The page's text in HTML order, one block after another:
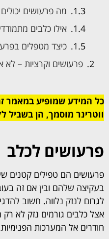
מה פרעושים
אילו כלבים
כיצד מטפלים
פרעושים וקרציות – לא
כל המידע שמופיע במאמר
ווטרינר מוסמך, הן בשביל
פרעושים לכלב
פרעושים הם טפילים קטנים
בעקיצה שלהם ובין אם זה
לגרום לנזק נלווה. חשוב
אצל כלבים גורמים נזק לא רק
חודרים אל המערכות